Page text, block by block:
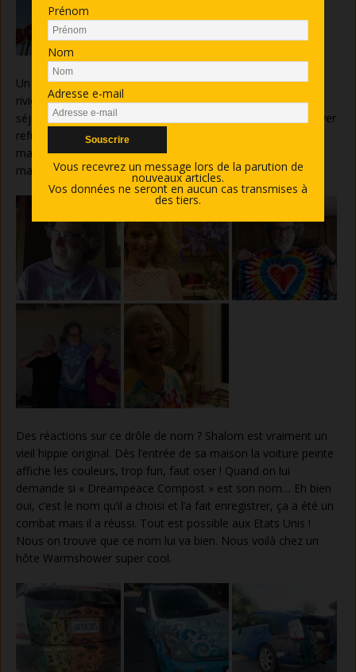
Un vieux pont ferroviaire permet d’atteindre l’autre rive de la
rivière, bien plus tranquille. Nous n’avions pas prévu de
séjourner dans cette ville, mais finalement nous allons trouver
refuge chez Shalom Dreampeace Compost, qui partage sa
maison avec Eileen et Solena. Quelle ambiance dans cette
maison !
Des réactions sur ce drôle de nom ? Shalom est vraiment un
vieil hippie original. Dès l’entrée de sa maison la voiture peinte
affiche les couleurs, trop fun, faut oser ! Quand on lui
demande si « Dreampeace Compost » est son nom… Eh bien
oui, c’est le nom qu’il a choisi et l’a fait enregistrer, ça a été un
combat mais il a réussi. Tout est possible aux Etats Unis !
Nous on trouve que ce nom lui va bien. Nous voilà chez un
hôte Warmshower super cool.
Prénom
Nom
Adresse e-mail
Vous recevrez un message lors de la parution de
nouveaux articles.
Vos données ne seront en aucun cas transmises à
des tiers.